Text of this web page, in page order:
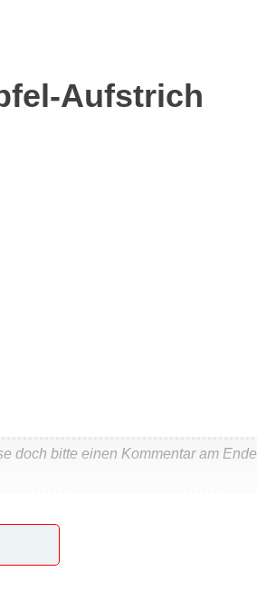
Aufstrich
doch bitte einen Kommentar am Ende